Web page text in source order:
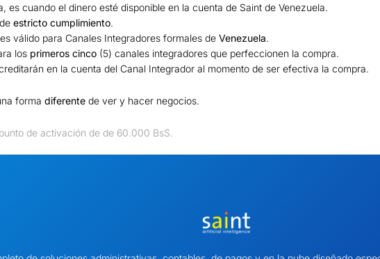
es cuando el dinero esté disponible en la cuenta de Saint de Venezuela.
estricto cumplimiento.
válido para Canales Integradores formales de Venezuela.
los primeros cinco (5) canales integradores que perfeccionen la compra.
en la cuenta del Canal Integrador al momento de ser efectiva la compra.
forma diferente de ver y hacer negocios.
de activación de de 60.000 BsS.